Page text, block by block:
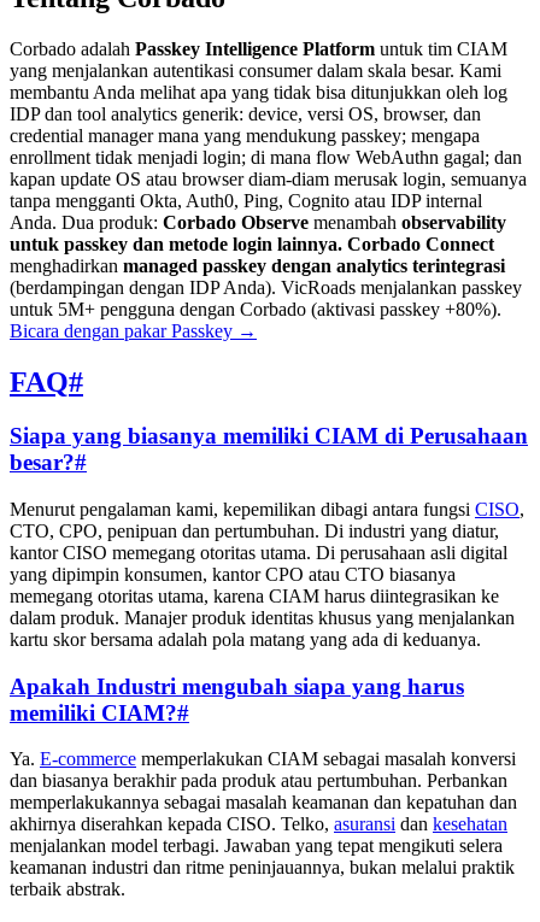
Corbado adalah Passkey Intelligence Platform untuk tim CIAM
yang menjalankan autentikasi consumer dalam skala besar. Kami
membantu Anda melihat apa yang tidak bisa ditunjukkan oleh log
IDP dan tool analytics generik: device, versi OS, browser, dan
credential manager mana yang mendukung passkey; mengapa
enrollment tidak menjadi login; di mana flow WebAuthn gagal; dan
kapan update OS atau browser diam-diam merusak login, semuanya
tanpa mengganti Okta, Auth0, Ping, Cognito atau IDP internal
Anda. Dua produk: Corbado Observe menambah observability
untuk passkey dan metode login lainnya. Corbado Connect
menghadirkan managed passkey dengan analytics terintegrasi
(berdampingan dengan IDP Anda). VicRoads menjalankan passkey
untuk 5M+ pengguna dengan Corbado (aktivasi passkey +80%).
Bicara dengan pakar Passkey →
FAQ#
Siapa yang biasanya memiliki CIAM di Perusahaan
besar?#
Menurut pengalaman kami, kepemilikan dibagi antara fungsi CISO,
CTO, CPO, penipuan dan pertumbuhan. Di industri yang diatur,
kantor CISO memegang otoritas utama. Di perusahaan asli digital
yang dipimpin konsumen, kantor CPO atau CTO biasanya
memegang otoritas utama, karena CIAM harus diintegrasikan ke
dalam produk. Manajer produk identitas khusus yang menjalankan
kartu skor bersama adalah pola matang yang ada di keduanya.
Apakah Industri mengubah siapa yang harus
memiliki CIAM?#
Ya. E-commerce memperlakukan CIAM sebagai masalah konversi
dan biasanya berakhir pada produk atau pertumbuhan. Perbankan
memperlakukannya sebagai masalah keamanan dan kepatuhan dan
akhirnya diserahkan kepada CISO. Telko, asuransi dan kesehatan
menjalankan model terbagi. Jawaban yang tepat mengikuti selera
keamanan industri dan ritme peninjauannya, bukan melalui praktik
terbaik abstrak.